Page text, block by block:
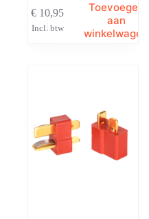
€ 10,95
Incl. btw
Toevoegen
aan
winkelwagen